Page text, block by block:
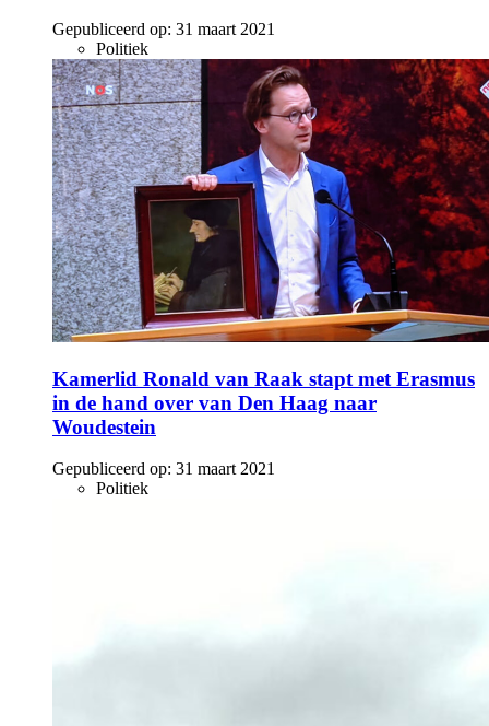
Gepubliceerd op: 31 maart 2021
Politiek
Kamerlid Ronald van Raak stapt met Erasmus
in de hand over van Den Haag naar
Woudestein
Gepubliceerd op: 31 maart 2021
Politiek